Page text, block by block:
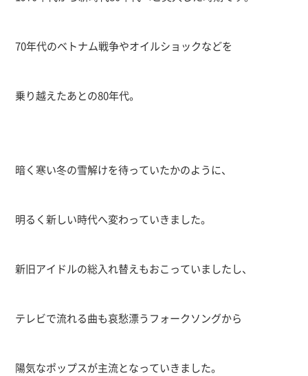
70年代のベトナム戦争やオイルショックなどを
乗り越えたあとの80年代。
暗く寒い冬の雪解けを待っていたかのように、
明るく新しい時代へ変わっていきました。
新旧アイドルの総入れ替えもおこっていましたし、
テレビで流れる曲も哀愁漂うフォークソングから
陽気なポップスが主流となっていきました。